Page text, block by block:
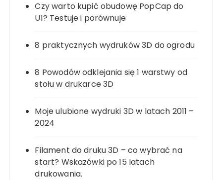
Czy warto kupić obudowę PopCap do
U1? Testuje i porównuje
8 praktycznych wydruków 3D do ogrodu
8 Powodów odklejania się 1 warstwy od
stołu w drukarce 3D
Moje ulubione wydruki 3D w latach 2011 –
2024
Filament do druku 3D – co wybrać na
start? Wskazówki po 15 latach
drukowania.